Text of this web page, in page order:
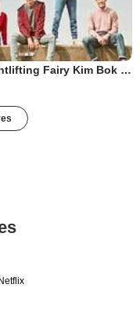
Weightlifting Fairy Kim Bok Joo